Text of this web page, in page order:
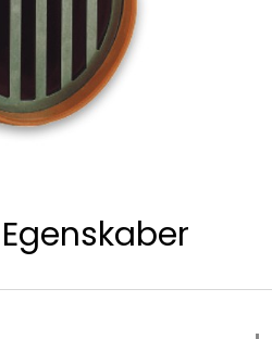
Egenskaber